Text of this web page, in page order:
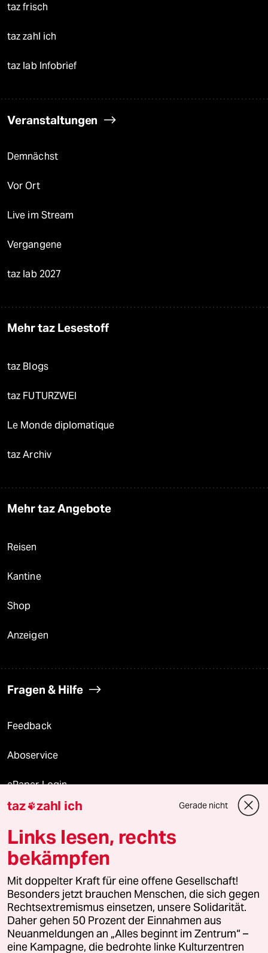
taz frisch
taz zahl ich
taz lab Infobrief
Veranstaltungen
Demnächst
Vor Ort
Live im Stream
Vergangene
taz lab 2027
Mehr taz Lesestoff
taz Blogs
taz FUTURZWEI
Le Monde diplomatique
taz Archiv
Mehr taz Angebote
Reisen
Kantine
Shop
Anzeigen
Fragen & Hilfe
Feedback
Aboservice
ePaper Login
Downloads für Abonnierende
© 2026 taz Verlags und Vertriebs GmbH
Alle Rechte vorbehalten. Bei rechtlichen Fragen oder für Genehmigungen
wenden Sie sich bitte an
lizenzen@taz.de
Feedback Redaktionsstatut Kommune-Richtlinien
taz zahl ich Gerade nicht
Links lesen, rechts
bekämpfen
Mit doppelter Kraft für eine offene Gesellschaft!
Besonders jetzt brauchen Menschen, die sich gegen
Rechtsextremismus einsetzen, unsere Solidarität.
Daher gehen 50 Prozent der Einnahmen aus
Neuanmeldungen an „Alles beginnt im Zentrum“ –
eine Kampagne, die bedrohte linke Kulturzentren